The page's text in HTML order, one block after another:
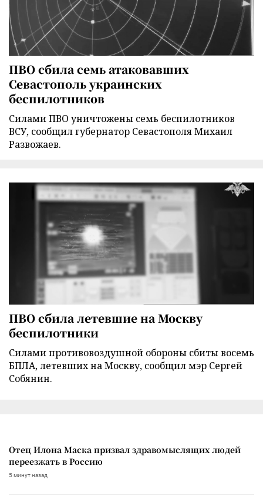
ПВО сбила семь атаковавших
Севастополь украинских
беспилотников
Силами ПВО уничтожены семь беспилотников
ВСУ, сообщил губернатор Севастополя Михаил
Развожаев.
ПВО сбила летевшие на Москву
беспилотники
Силами противовоздушной обороны сбиты восемь
БПЛА, летевших на Москву, сообщил мэр Сергей
Собянин.
Отец Илона Маска призвал здравомыслящих людей
переезжать в Россию
5 минут назад